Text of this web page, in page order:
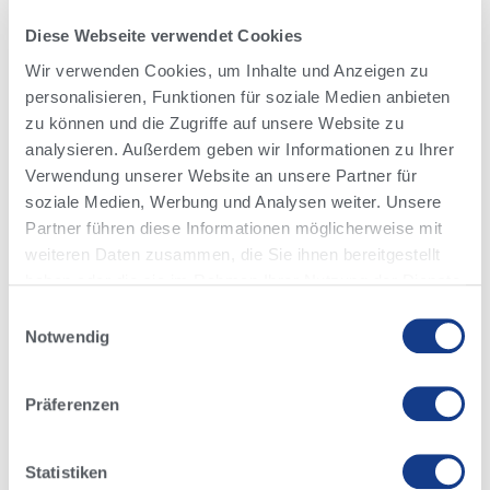
Diese Webseite verwendet Cookies
Wir verwenden Cookies, um Inhalte und Anzeigen zu
personalisieren, Funktionen für soziale Medien anbieten
zu können und die Zugriffe auf unsere Website zu
analysieren. Außerdem geben wir Informationen zu Ihrer
Verwendung unserer Website an unsere Partner für
soziale Medien, Werbung und Analysen weiter. Unsere
Partner führen diese Informationen möglicherweise mit
weiteren Daten zusammen, die Sie ihnen bereitgestellt
Lesen Sie unsere
Notwendig
Präferenzen
Statistiken
wird umgehend nach einer Lösung gesucht.
Die Zeit und die Erfahrungen bei Alta werde ich
als sehr positiv in Erinnerung behalten und
kann ein solches Praktikum jedem
Milchviehbegeisterten nur weiter empfehlen.”
Im Rahmen eines 1-wöchigen
landwirtschaftliches Unternehmen bei Alta
Deutschland zu erhalten. Selbst in einer so
kurzen Zeit versuchen wir den Praktikanten
einen umfassenden und vielseitigen Überblick